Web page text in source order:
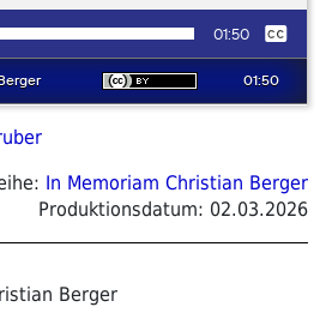
In Memoriam Christian Berger
Produktionsdatum: 02.03.2026
Berger